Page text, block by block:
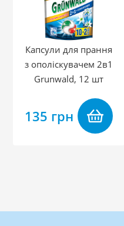
Капсули для прання
з ополіскувачем 2в1
Grunwald, 12 шт
135 грн